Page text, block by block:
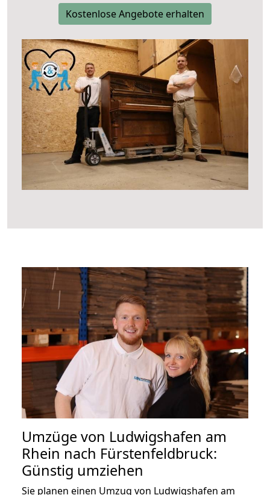
Kostenlose Angebote erhalten
Umzüge von Ludwigshafen am
Rhein nach Fürstenfeldbruck:
Günstig umziehen
Sie planen einen Umzug von Ludwigshafen am